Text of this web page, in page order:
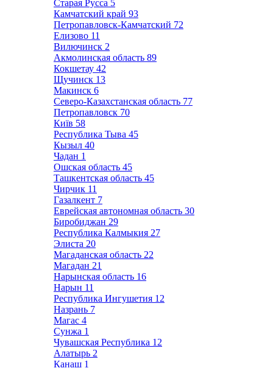
Старая Русса 5
Камчатский край 93
Петропавловск-Камчатский 72
Елизово 11
Вилючинск 2
Акмолинская область 89
Кокшетау 42
Щучинск 13
Макинск 6
Северо-Казахстанская область 77
Петропавловск 70
Київ 58
Республика Тыва 45
Кызыл 40
Чадан 1
Ошская область 45
Ташкентская область 45
Чирчик 11
Газалкент 7
Еврейская автономная область 30
Биробиджан 29
Республика Калмыкия 27
Элиста 20
Магаданская область 22
Магадан 21
Нарынская область 16
Нарын 11
Республика Ингушетия 12
Назрань 7
Магас 4
Сунжа 1
Чувашская Республика 12
Алатырь 2
Канаш 1